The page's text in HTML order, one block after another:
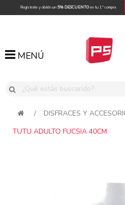
Regístrate y obtén un 5% DESCUENTOen tu 1ª compra
MENÚ
MENÚ
/ DISFRACES Y
TUTU ADULTO FUCSIA 40CM